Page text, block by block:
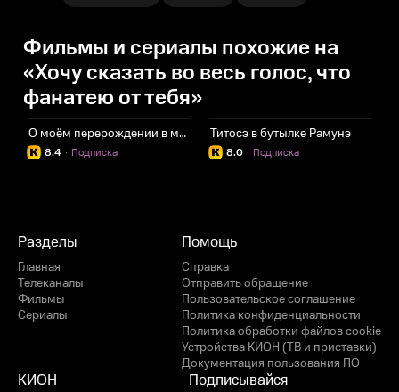
Фильмы и сериалы похожие на
«Хочу сказать во весь голос, что
фанатею от тебя»
О моём перерождении в меч
8.4 Подписка
·
Титосэ в бутылке Рамунэ
8.0 Подписка
·
Разделы
Главная
Телеканалы
Фильмы
Сериалы
Помощь
Справка
Отправить обращение
Пользовательское соглашение
Политика конфиденциальности
Политика обработки файлов cookie
Устройства КИОН (ТВ и приставки)
Документация пользования ПО
КИОН Подписывайся